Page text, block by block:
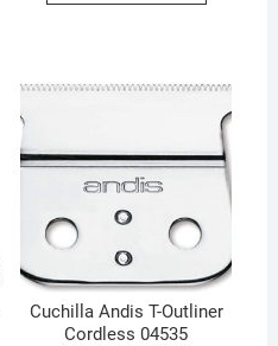
Cuchilla Andis T-Outliner
Cordless 04535